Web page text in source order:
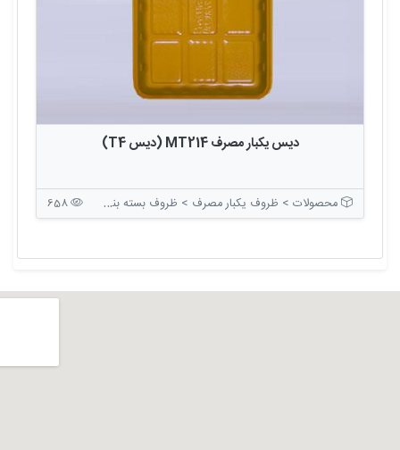
دیس یکبار مصرف MT214 (دیس T4)
محصولات > ظروف یکبار مصرف > ظروف بسته بندی بدون درب